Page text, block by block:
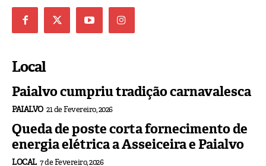
Local
Paialvo cumpriu tradição carnavalesca
PAIALVO 21 de Fevereiro, 2026
Queda de poste corta fornecimento de
energia elétrica a Asseiceira e Paialvo
LOCAL 7 de Fevereiro, 2026